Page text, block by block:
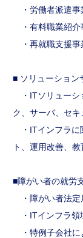
・労働者派遣事
・有料職業紹介
・再就職支援事
■ ソリューション
・ITソリューシ
ク、サーバ、セキ
・ITインフラに
ト、運用改善、教
■障がい者の就労
・障がい者法定
・ITインフラ領
・特例子会社に